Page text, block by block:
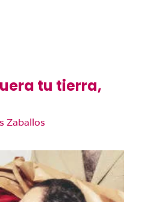
tu tierra,
Zaballos